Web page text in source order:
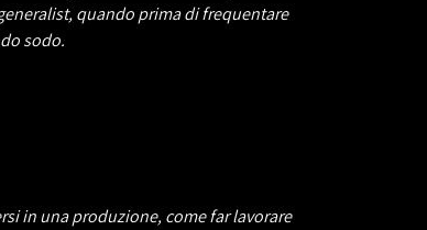
quando prima di frequentare
sodo.
in una produzione, come far lavorare